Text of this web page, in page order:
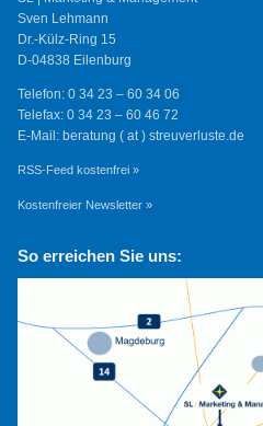
Sven Lehmann
Dr.-Külz-Ring 15
D-04838 Eilenburg
Telefon: 0 34 23 – 60 34 06
Telefax: 0 34 23 – 60 46 72
E-Mail: beratung ( at ) streuverluste.de
RSS-Feed kostenfrei »
Kostenfreier Newsletter »
So erreichen Sie uns: